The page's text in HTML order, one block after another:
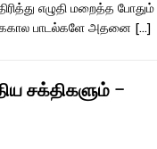
எழுதி மறைத்த போதும்
பாடல்களே அதனை […]
சக்திகளும் –